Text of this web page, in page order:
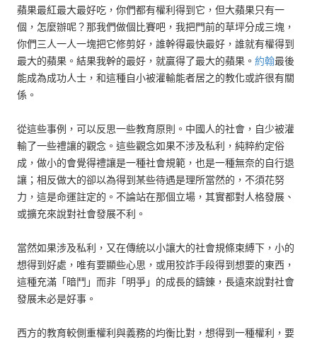
蘋果最紅最大最好吃，你們都有權利得到它，但大蘋果只有一
個，怎麼辦呢？那我們做個比賽吧，我把門前的草坪分成三塊，
你們三人一人一塊把它修剪好，誰幹得最快最好，誰就有權得到
最大的蘋果。結果我幹的最好，就贏得了最大的蘋果。 約翰最後
能成為成功人士，和這種自小被灌輸能者居之的教化或許很有關
係。
從這些事例，可以反思一些教育原則。中國人的社會，自少被灌
輸了一些禮讓的觀念。這些觀念如果不涉及私利，純粹約定俗
成，做小的會覺得禮讓是一種社會規範，也是一種無奈的自行退
讓；相反做大的卻以為得到某些待遇是理所當然的，不須花努
力，這是命運註定的。不論站在那個立場，其實都對人格發展、
或擴充來說對社會發展不利。
當然如果涉及私利，又在傳統以小讓大的社會規條束縛下，小的
想得到好處，唯有要顯些心思，或用狡詐手段得到想要的東西，
這種充滿「暗鬥」而非「明爭」的成長的鑄錬，長遠來說對社會
發展未必是好事。
西方的教育較側重權利與義務的均衡比對，想得到一種權利，要